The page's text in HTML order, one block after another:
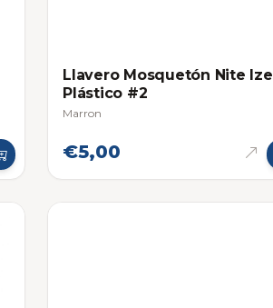
Llavero Mosquetón Nite Ize
Plástico #2
Marron
€5,00